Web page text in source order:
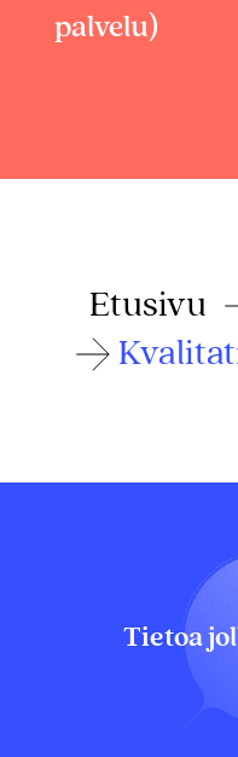
palvelu)
Etusivu
Tietoa